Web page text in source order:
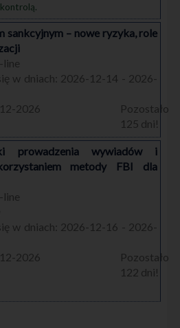
sankcyjnym – nowe ryzyka, role
line
2026-12-14 - 2026-
2026
125
prowadzenia wywiadów i
metody FBI dla
line
2026-12-16 - 2026-
2026
122